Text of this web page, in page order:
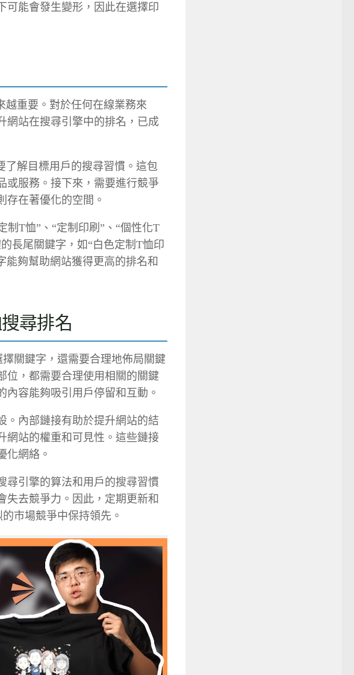
可能會發生變形，因此在選擇印
越重要。對於任何在線業務來
網站在搜尋引擎中的排名，已成
了解目標用戶的搜尋習慣。這包
或服務。接下來，需要進行競爭
存在著優化的空間。
T恤”、“定制印刷”、“個性化T
長尾關鍵字，如“白色定制T恤印
能夠幫助網站獲得更高的排名和
尋排名
關鍵字，還需要合理地佈局關鍵
位，都需要合理使用相關的關鍵
容能夠吸引用戶停留和互動。
。內部鏈接有助於提升網站的結
網站的權重和可見性。這些鏈接
化網絡。
尋引擎的算法和用戶的搜尋習慣
失去競爭力。因此，定期更新和
市場競爭中保持領先。